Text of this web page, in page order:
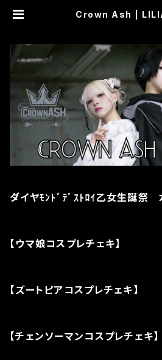
Crown Ash |
ダイヤﾓﾝﾄﾞﾃﾞｽﾄﾛｲ乙女生誕祭
【ウマ娘コスプレチェキ】
【ズートピアコスプレチェキ】
【チェンソーマンコスプレチェキ】